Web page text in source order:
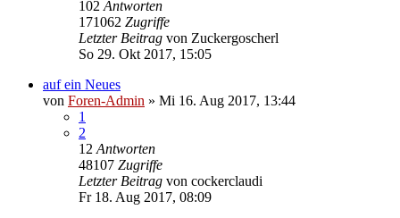
102 Antworten
171062 Zugriffe
Letzter Beitrag von Zuckergoscherl
So 29. Okt 2017, 15:05
auf ein Neues
von Foren-Admin » Mi 16. Aug 2017, 13:44
1
2
12 Antworten
48107 Zugriffe
Letzter Beitrag von cockerclaudi
Fr 18. Aug 2017, 08:09